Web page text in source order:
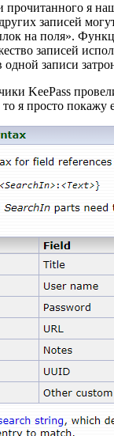
прочитанного я
записей
на поля».
записей
записи
KeePass
я просто покажу